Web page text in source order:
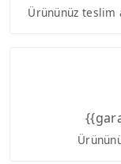
Ürününüz